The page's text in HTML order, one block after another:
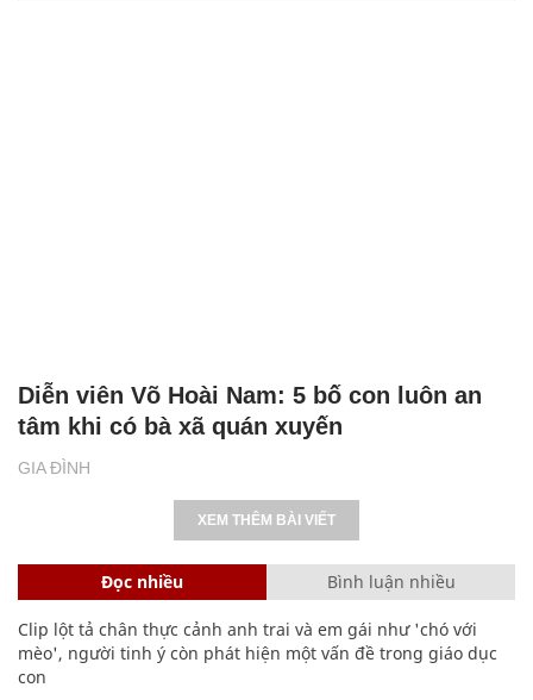
GIA ĐÌNH
Diễn viên Võ Hoài Nam: 5 bố con luôn an
tâm khi có bà xã quán xuyến
XEM THÊM BÀI VIẾT
Đọc nhiều Bình luận nhiều
Clip lột tả chân thực cảnh anh trai và em gái như 'chó với
mèo', người tinh ý còn phát hiện một vấn đề trong giáo dục
con